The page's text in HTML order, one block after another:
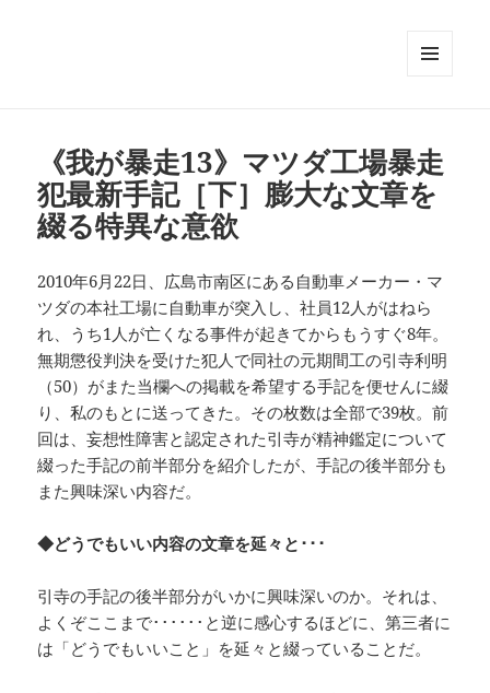
ット
《我が暴走13》マツダ工場暴走
犯最新手記［下］膨大な文章を
綴る特異な意欲
2010年6月22日、広島市南区にある自動車メーカー・マ
ツダの本社工場に自動車が突入し、社員12人がはねら
れ、うち1人が亡くなる事件が起きてからもうすぐ8年。
無期懲役判決を受けた犯人で同社の元期間工の引寺利明
（50）がまた当欄への掲載を希望する手記を便せんに綴
り、私のもとに送ってきた。その枚数は全部で39枚。前
回は、妄想性障害と認定された引寺が精神鑑定について
綴った手記の前半部分を紹介したが、手記の後半部分も
また興味深い内容だ。
◆どうでもいい内容の文章を延々と･･･
引寺の手記の後半部分がいかに興味深いのか。それは、
よくぞここまで･･････と逆に感心するほどに、第三者に
は「どうでもいいこと」を延々と綴っていることだ。